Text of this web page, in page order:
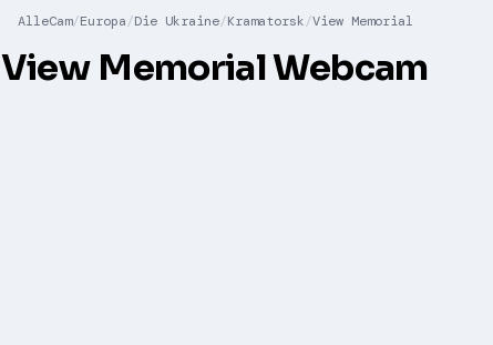
AlleCam Europa Die Ukraine Kramatorsk View Memorial
View Memorial Webcam